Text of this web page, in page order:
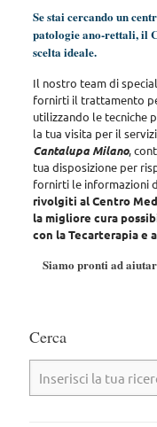
Se stai cercando un
patologie ano-rettali, il
scelta ideale.
Il nostro team di
fornirti il trattamento
utilizzando le tecniche
la tua visita per il
Cantalupa Milano,
tua disposizione per
fornirti le informazioni
rivolgiti al Centro
la migliore cura
con la Tecarterapia e
Siamo pronti ad
Cerca